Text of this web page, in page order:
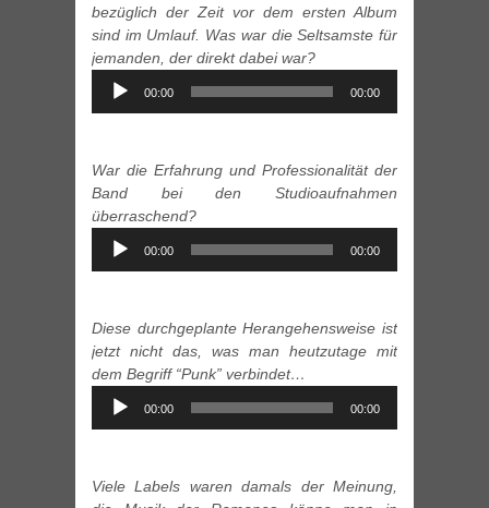
bezüglich der Zeit vor dem ersten Album
sind im Umlauf. Was war die Seltsamste für
jemanden, der direkt dabei war?
Audio
Player
00:00 00:00
War die Erfahrung und Professionalität der
Band bei den Studioaufnahmen
überraschend?
Audio
Player
00:00 00:00
Diese durchgeplante Herangehensweise ist
jetzt nicht das, was man heutzutage mit
dem Begriff “Punk” verbindet…
Audio
Player
00:00 00:00
Viele Labels waren damals der Meinung,